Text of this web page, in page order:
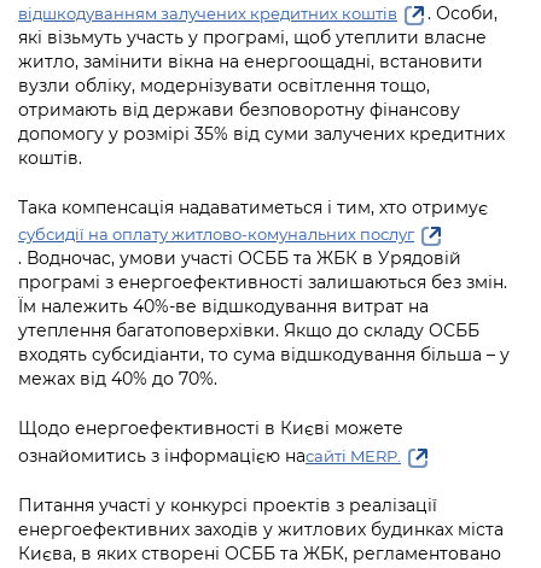
відшкодуванням залучених кредитних коштів
. Особи,
які візьмуть участь у програмі, щоб утеплити власне
житло, замінити вікна на енергоощадні, встановити
вузли обліку, модернізувати освітлення тощо,
отримають від держави безповоротну фінансову
допомогу у розмірі 35% від суми залучених кредитних
коштів.
Така компенсація надаватиметься і тим, хто отримує
субсидії на оплату житлово-комунальних послуг
. Водночас, умови участі ОСББ та ЖБК в Урядовій
програмі з енергоефективності залишаються без змін.
Їм належить 40%-ве відшкодування витрат на
утеплення багатоповерхівки. Якщо до складу ОСББ
входять субсидіанти, то сума відшкодування більша – у
межах від 40% до 70%.
Щодо енергоефективності в Києві можете
ознайомитись з інформацією насайті MERP.
Питання участі у конкурсі проектів з реалізації
енергоефективних заходів у житлових будинках міста
Києва, в яких створені ОСББ та ЖБК, регламентовано